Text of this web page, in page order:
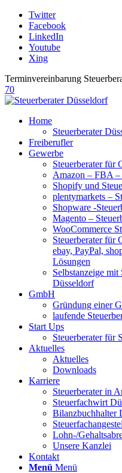
Twitter
Facebook
LinkedIn
Youtube
Xing
Terminvereinbarung
70
Home
Steuerberater
Freiberufler
Gewerbe
Steuerberater für
Amazon – FBA –
Shopify und
plentymarkets –
Shopware -
Magento –
WooCommerce
Steuerberater für
ebay, PayPal,
Lösungen
Selbstanzeige mit
Düsseldorf
GmbH
Gründung einer
laufende
Start Ups
Steuerberater für
Aktuelles
Aktuelles
Downloads
Karriere
Steuerberater in
Steuerfachwirt
Bilanzbuchhalter
Lohn-/
Unsere Kanzlei
Kontakt
Menü Menü